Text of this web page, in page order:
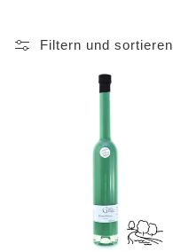
Filtern und sortieren